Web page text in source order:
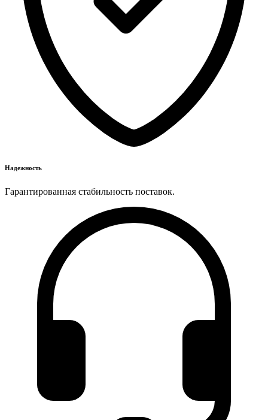
Надежность
Гарантированная стабильность поставок.